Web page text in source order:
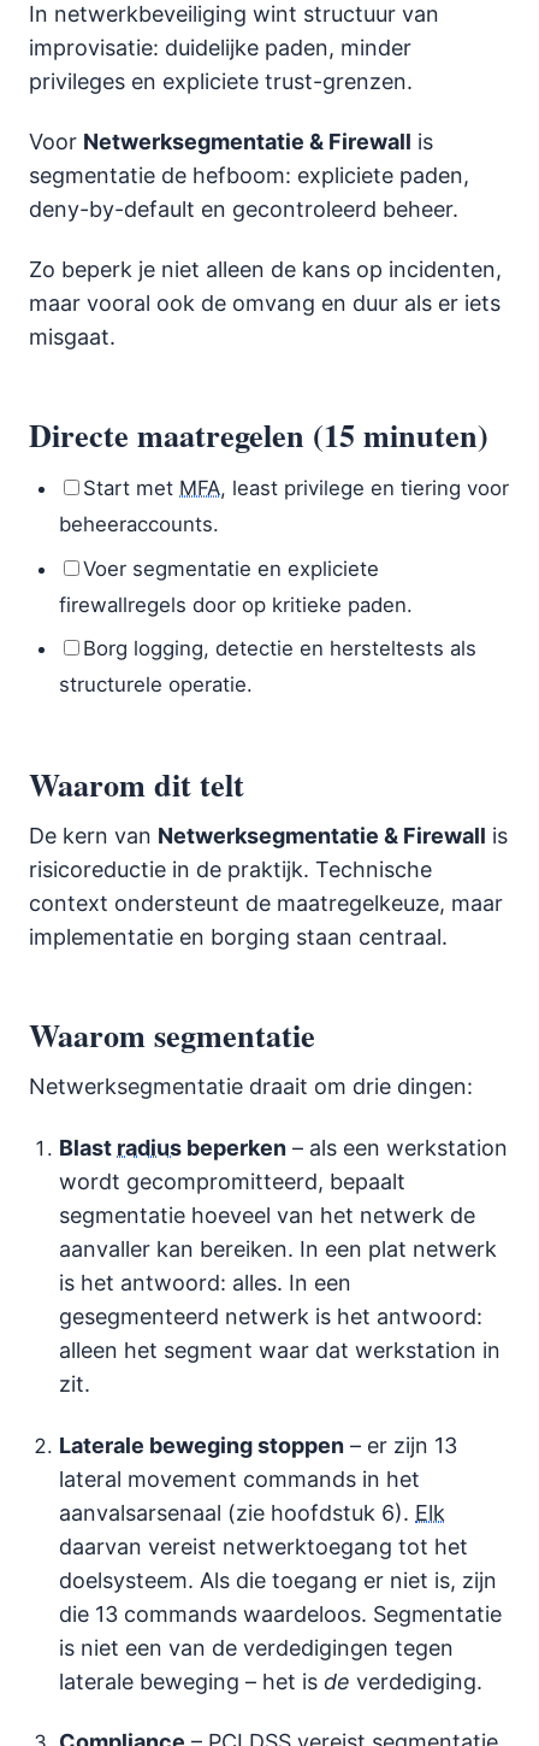
In netwerkbeveiliging wint structuur van
improvisatie: duidelijke paden, minder
privileges en expliciete trust-grenzen.
Voor Netwerksegmentatie & Firewall is
segmentatie de hefboom: expliciete paden,
deny-by-default en gecontroleerd beheer.
Zo beperk je niet alleen de kans op incidenten,
maar vooral ook de omvang en duur als er iets
misgaat.
Directe maatregelen (15 minuten)
Start met MFA, least privilege en tiering voor
beheeraccounts.
Voer segmentatie en expliciete
firewallregels door op kritieke paden.
Borg logging, detectie en hersteltests als
structurele operatie.
Waarom dit telt
De kern van Netwerksegmentatie & Firewall is
risicoreductie in de praktijk. Technische
context ondersteunt de maatregelkeuze, maar
implementatie en borging staan centraal.
Waarom segmentatie
Netwerksegmentatie draait om drie dingen:
Blast radius beperken – als een werkstation
wordt gecompromitteerd, bepaalt
segmentatie hoeveel van het netwerk de
aanvaller kan bereiken. In een plat netwerk
is het antwoord: alles. In een
gesegmenteerd netwerk is het antwoord:
alleen het segment waar dat werkstation in
zit.
Laterale beweging stoppen – er zijn 13
lateral movement commands in het
aanvalsarsenaal (zie hoofdstuk 6). Elk
daarvan vereist netwerktoegang tot het
doelsysteem. Als die toegang er niet is, zijn
die 13 commands waardeloos. Segmentatie
is niet een van de verdedigingen tegen
laterale beweging – het isde verdediging.